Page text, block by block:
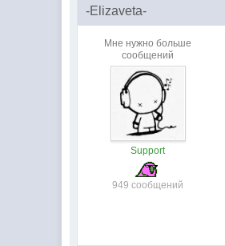
-Elizaveta-
Мне нужно больше
сообщений
Support
949 сообщений